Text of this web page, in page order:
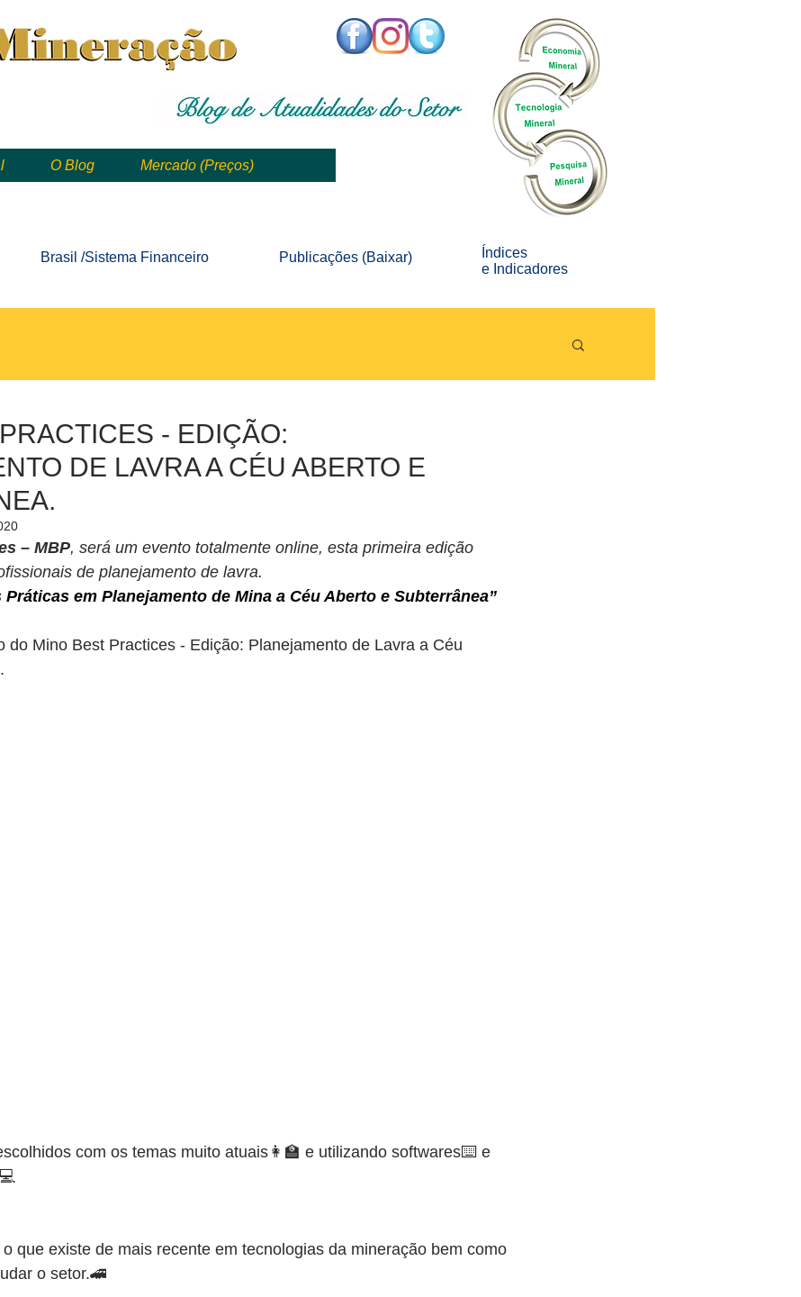
O Blog Mercado (Preços)
Brasil /Sistema Financeiro Publicações (Baixar)
Índices
e Indicadores
- EDIÇÃO:
DE LAVRA A CÉU ABERTO E
– MBP, será um evento totalmente online, esta primeira edição
de planejamento de lavra.
em Planejamento de Mina a Céu Aberto e Subterrânea”
do Mino Best Practices - Edição: Planejamento de Lavra a Céu
com os temas muito atuais👩‍🏫 e utilizando softwares⌨️ e
que existe de mais recente em tecnologias da mineração bem como
o setor.🚄